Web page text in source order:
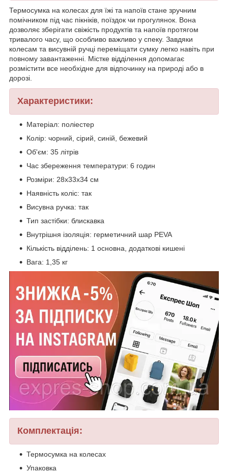
Термосумка на колесах для їжі та напоїв стане зручним
помічником під час пікніків, поїздок чи прогулянок. Вона
дозволяє зберігати свіжість продуктів та напоїв протягом
тривалого часу, що особливо важливо у спеку. Завдяки
колесам та висувній ручці переміщати сумку легко навіть при
повному завантаженні. Містке відділення допомагає
розмістити все необхідне для відпочинку на природі або в
дорозі.
Характеристики:
Матеріал: поліестер
Колір: чорний, сірий, синій, бежевий
Об'єм: 35 літрів
Час збереження температури: 6 годин
Розміри: 28х33х34 см
Наявність коліс: так
Висувна ручка: так
Тип застібки: блискавка
Внутрішня ізоляція: герметичний шар PEVA
Кількість відділень: 1 основна, додаткові кишені
Вага: 1,35 кг
Комплектація:
Термосумка на колесах
Упаковка